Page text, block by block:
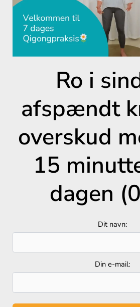
Ro i
afspændt
overskud
15
dagen
Dit navn:
Din e-mail: